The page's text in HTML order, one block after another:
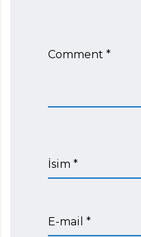
Comment *
İsim *
E-mail *